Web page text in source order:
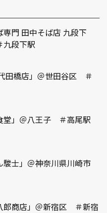
門 田中そば店 九段下
段下駅
田橋店」＠世田谷区 ＃
堂」＠八王子 ＃高尾駅
駿士」＠神奈川県川崎市
郎商店」＠新宿区 ＃新宿